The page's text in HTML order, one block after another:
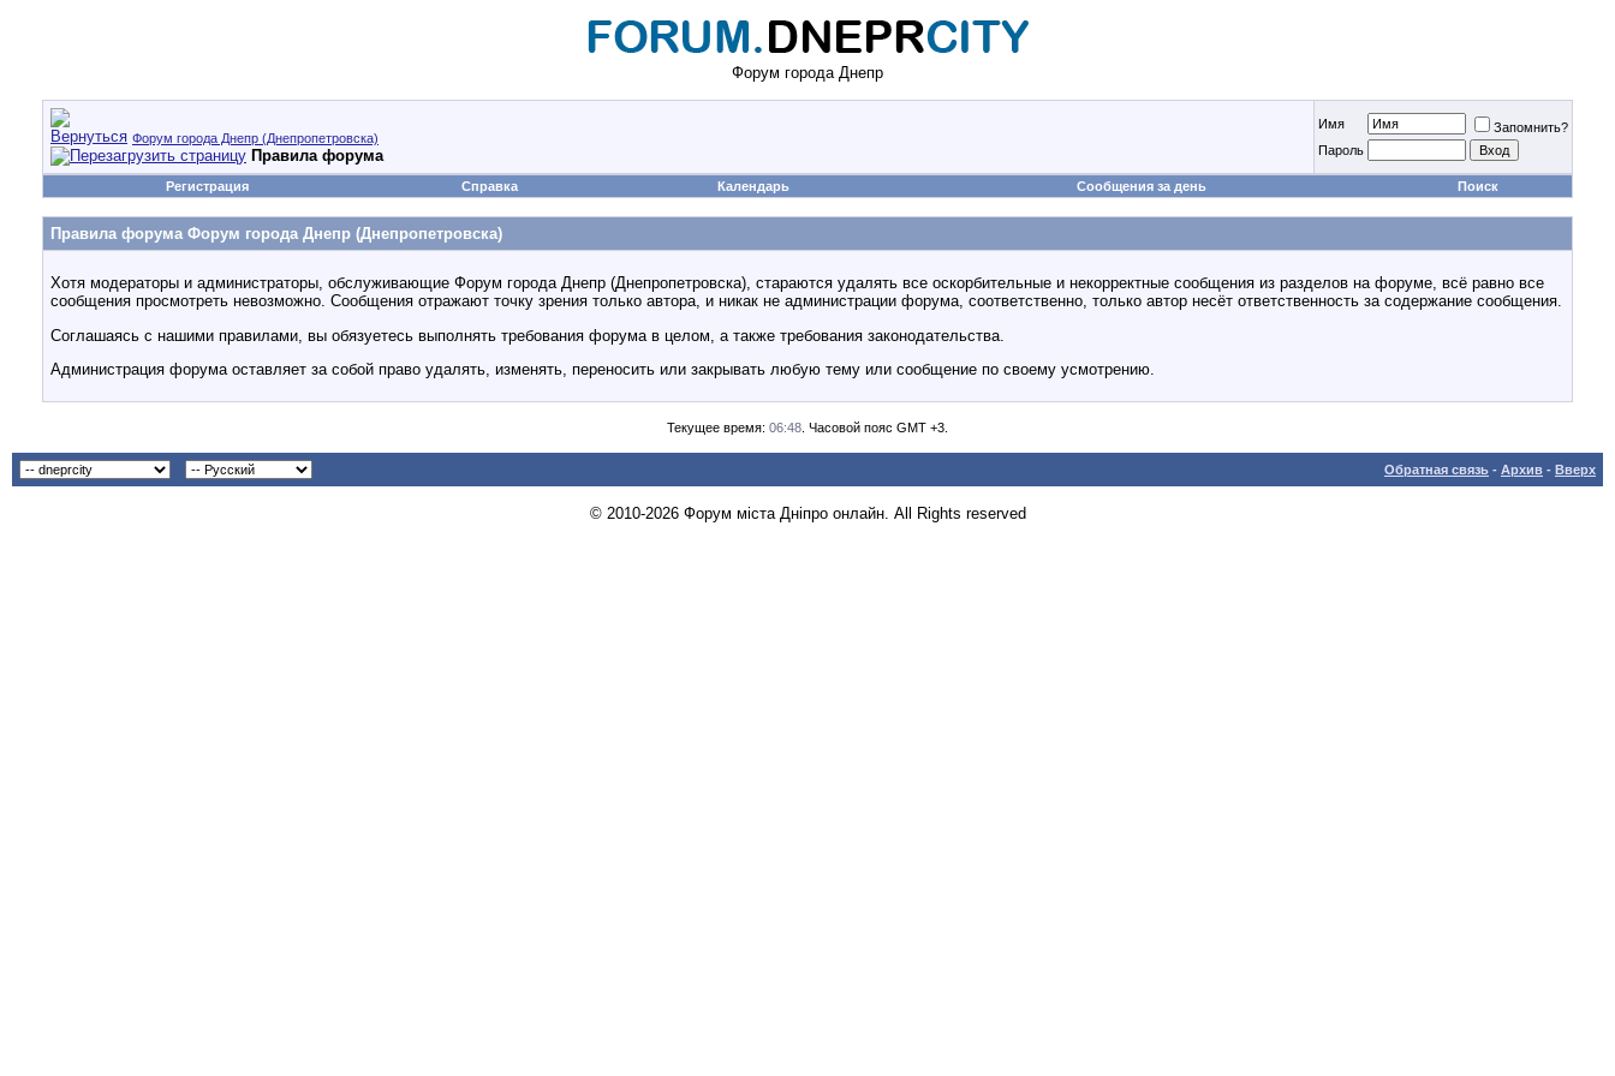
Форум города Днепр
Форум города Днепр (Днепропетровска)
Правила форума
Имя
Запомнить?
Пароль
Регистрация Справка Календарь Сообщения за день Поиск
Правила форума Форум города Днепр (Днепропетровска)
Хотя модераторы и администраторы, обслуживающие Форум города Днепр (Днепропетровска), стараются удалять все оскорбительные и некорректные сообщения из разделов на форуме, всё равно все
сообщения просмотреть невозможно. Сообщения отражают точку зрения только автора, и никак не администрации форума, соответственно, только автор несёт ответственность за содержание сообщения.
Соглашаясь с нашими правилами, вы обязуетесь выполнять требования форума в целом, а также требования законодательства.
Администрация форума оставляет за собой право удалять, изменять, переносить или закрывать любую тему или сообщение по своему усмотрению.
Текущее время: 06:48 . Часовой пояс GMT +3.
Обратная связь - Архив - Вверх
© 2010-2026 Форум міста Дніпро онлайн. All Rights reserved